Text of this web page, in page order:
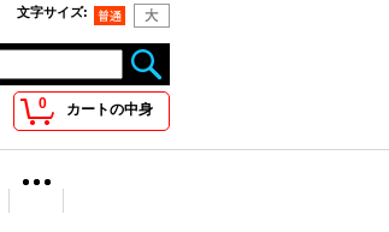
文字サイズ:
0 カートの中身